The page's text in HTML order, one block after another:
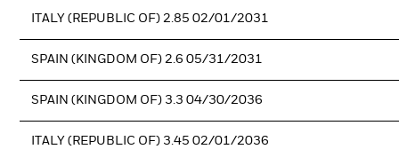
ITALY (REPUBLIC OF) 2.85 02/01/2031
SPAIN (KINGDOM OF) 2.6 05/31/2031
SPAIN (KINGDOM OF) 3.3 04/30/2036
ITALY (REPUBLIC OF) 3.45 02/01/2036